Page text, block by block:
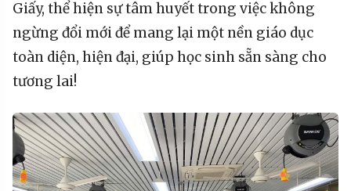
Giấy, thể hiện sự tâm huyết trong việc không
ngừng đổi mới để mang lại một nền giáo dục
toàn diện, hiện đại, giúp học sinh sẵn sàng cho
tương lai!